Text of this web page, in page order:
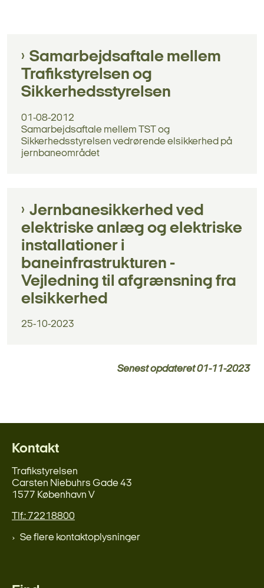
Samarbejdsaftale mellem
Trafikstyrelsen og
Sikkerhedsstyrelsen
01-08-2012
Samarbejdsaftale mellem TST og
Sikkerhedsstyrelsen vedrørende elsikkerhed på
jernbaneområdet
Jernbanesikkerhed ved
elektriske anlæg og elektriske
installationer i
baneinfrastrukturen -
Vejledning til afgrænsning fra
elsikkerhed
25-10-2023
Senest opdateret01-11-2023
Kontakt
Trafikstyrelsen
Carsten Niebuhrs Gade 43
1577 København V
Tlf.: 72218800
Se flere kontaktoplysninger